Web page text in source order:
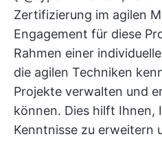
Zertifizierung im agilen
Engagement für diese
Rahmen einer
die agilen Techniken
Projekte verwalten und
können. Dies hilft Ihnen,
Kenntnisse zu erweitern